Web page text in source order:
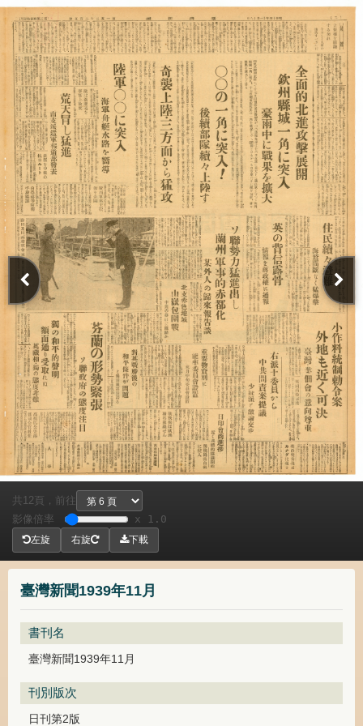
臺灣新聞1939年11月
書刊名
臺灣新聞1939年11月
刊別版次
日刊第2版
共 12頁，
前往
影像倍率
x 1.0
左旋 右旋 下載